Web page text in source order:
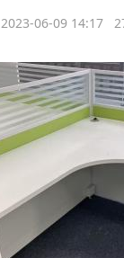
2023-06-09 14:17